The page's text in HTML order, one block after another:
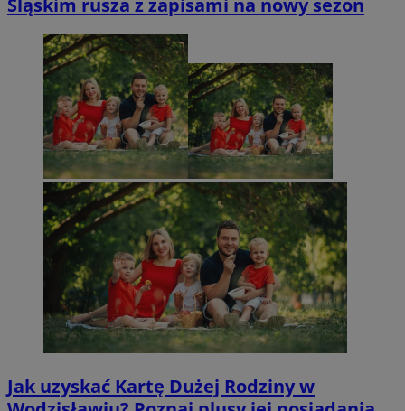
Śląskim rusza z zapisami na nowy sezon
Jak uzyskać Kartę Dużej Rodziny w